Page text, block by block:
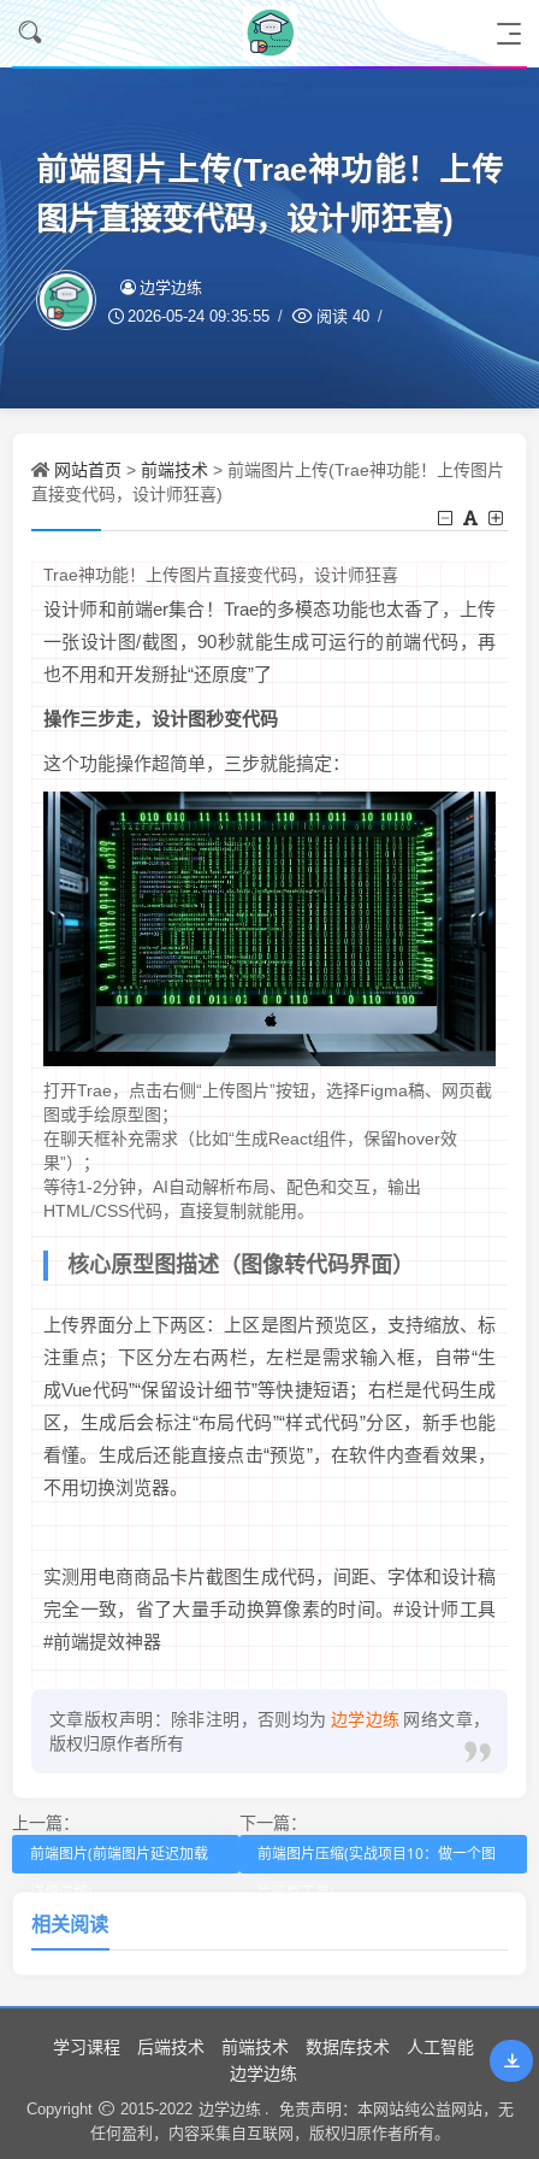
前端图片上传(Trae神功能！上传
图片直接变代码，设计师狂喜)
边学边练
2026-05-24 09:35:55 阅读 40
网站首页 > 前端技术 > 前端图片上传(Trae神功能！上传图片
直接变代码，设计师狂喜)
Trae神功能！上传图片直接变代码，设计师狂喜
设计师和前端er集合！Trae的多模态功能也太香了，上传
一张设计图/截图，90秒就能生成可运行的前端代码，再
也不用和开发掰扯“还原度”了️
操作三步走，设计图秒变代码
这个功能操作超简单，三步就能搞定：
打开Trae，点击右侧“上传图片”按钮，选择Figma稿、网页截
图或手绘原型图；
在聊天框补充需求（比如“生成React组件，保留hover效
果”）；
等待1-2分钟，AI自动解析布局、配色和交互，输出
HTML/CSS代码，直接复制就能用。
核心原型图描述（图像转代码界面）
上传界面分上下两区：上区是图片预览区，支持缩放、标
注重点；下区分左右两栏，左栏是需求输入框，自带“生
成Vue代码”“保留设计细节”等快捷短语；右栏是代码生成
区，生成后会标注“布局代码”“样式代码”分区，新手也能
看懂。生成后还能直接点击“预览”，在软件内查看效果，
不用切换浏览器。
实测用电商商品卡片截图生成代码，间距、字体和设计稿
完全一致，省了大量手动换算像素的时间。#设计师工具
#前端提效神器
文章版权声明：除非注明，否则均为 边学边练 网络文章，
版权归原作者所有
上一篇：
前端图片(前端图片延迟加载
下一篇：
前端图片压缩(实战项目10：做一个图
相关阅读
学习课程 后端技术 前端技术 数据库技术
人工智能
边学边练
Copyright 2015-2022 边学边练 .
免责声明：本网站纯公益网站，无
任何盈利，内容采集自互联网，版权归原作者所有。